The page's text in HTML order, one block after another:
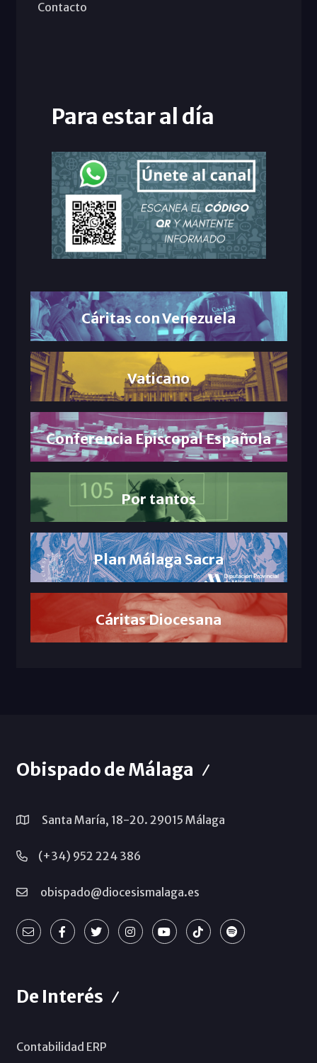
Contacto
Para estar al día
Cáritas con Venezuela
Vaticano
Conferencia Episcopal Española
Por tantos
Plan Málaga Sacra
Cáritas Diocesana
Obispado de Málaga
Santa María, 18-20. 29015 Málaga
(+34) 952 224 386
obispado@diocesismalaga.es
De Interés
Contabilidad ERP